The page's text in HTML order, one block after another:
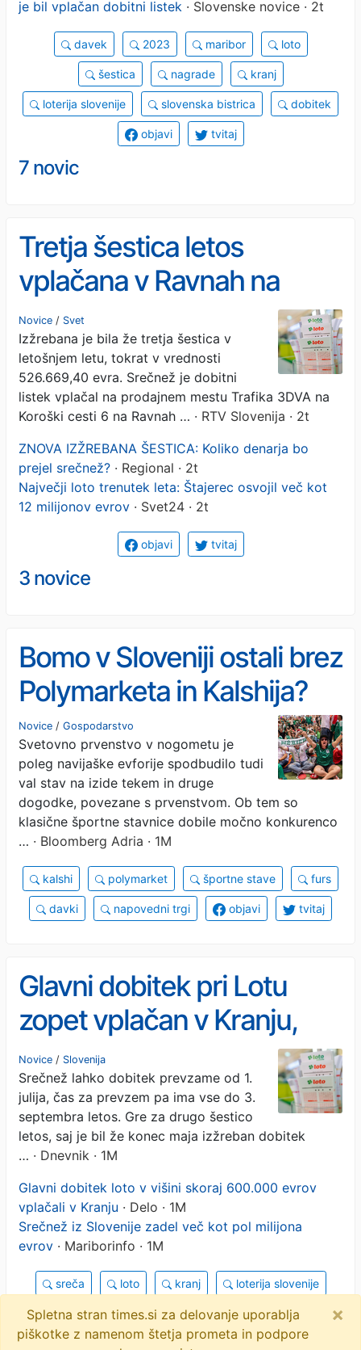
je bil vplačan dobitni listek · Slovenske novice · 2t
davek 2023 maribor loto
šestica nagrade kranj
loterija slovenije slovenska bistrica dobitek
objavi tvitaj
7 novic
Tretja šestica letos
vplačana v Ravnah na
Koroškem
Novice / Svet
Izžrebana je bila že tretja šestica v
letošnjem letu, tokrat v vrednosti
526.669,40 evra. Srečnež je dobitni
listek vplačal na prodajnem mestu Trafika 3DVA na
Koroški cesti 6 na Ravnah … · RTV Slovenija · 2t
ZNOVA IZŽREBANA ŠESTICA: Koliko denarja bo
prejel srečnež? · Regional · 2t
Največji loto trenutek leta: Štajerec osvojil več kot
12 milijonov evrov · Svet24 · 2t
objavi tvitaj
3 novice
Bomo v Sloveniji ostali brez
Polymarketa in Kalshija?
Novice / Gospodarstvo
Svetovno prvenstvo v nogometu je
poleg navijaške evforije spodbudilo tudi
val stav na izide tekem in druge
dogodke, povezane s prvenstvom. Ob tem so
klasične športne stavnice dobile močno konkurenco
… · Bloomberg Adria · 1M
kalshi polymarket športne stave furs
davki napovedni trgi objavi tvitaj
Glavni dobitek pri Lotu
zopet vplačan v Kranju,
srečnež bogatejši za
dobrih 500.000 evrov
Novice / Slovenija
Srečnež lahko dobitek prevzame od 1.
julija, čas za prevzem pa ima vse do 3.
septembra letos. Gre za drugo šestico
letos, saj je bil že konec maja izžreban dobitek
… · Dnevnik · 1M
Glavni dobitek loto v višini skoraj 600.000 evrov
vplačali v Kranju · Delo · 1M
Srečnež iz Slovenije zadel več kot pol milijona
evrov · Mariborinfo · 1M
sreča loto kranj loterija slovenije
šestica dobitek objavi tvitaj
Spletna stran times.si za delovanje uporablja
piškotke z namenom štetja prometa in podpore
×